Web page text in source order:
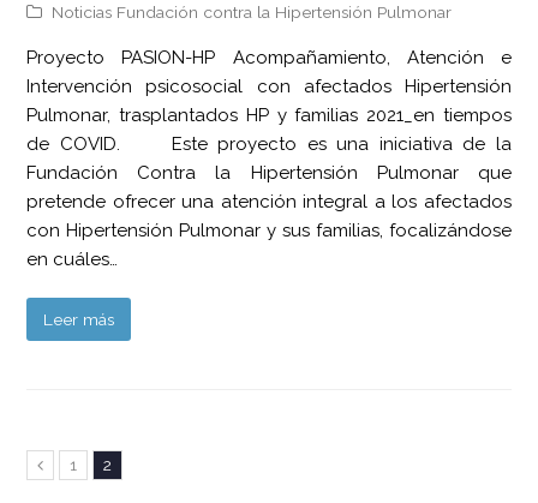
Noticias Fundación contra la Hipertensión Pulmonar
Proyecto PASION-HP Acompañamiento, Atención e
Intervención psicosocial con afectados Hipertensión
Pulmonar, trasplantados HP y familias 2021_en tiempos
de COVID. Este proyecto es una iniciativa de la
Fundación Contra la Hipertensión Pulmonar que
pretende ofrecer una atención integral a los afectados
con Hipertensión Pulmonar y sus familias, focalizándose
en cuáles…
Leer más
Anterior
Page
1 Page
2